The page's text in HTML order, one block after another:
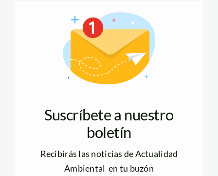
Suscríbete a nuestro
boletín
Recibirás las noticias de Actualidad
Ambiental en tu buzón